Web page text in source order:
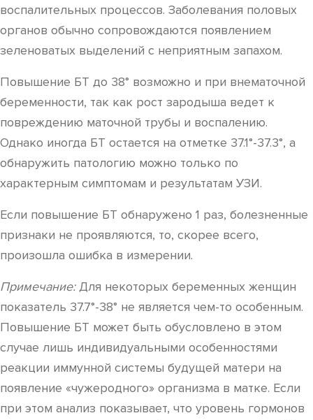
воспалительных процессов. Заболевания половых
органов обычно сопровождаются появлением
зеленоватых выделений с неприятным запахом.
Повышение БТ до 38° возможно и при внематочной
беременности, так как рост зародыша ведет к
повреждению маточной трубы и воспалению.
Однако иногда БТ остается на отметке 37.1°-37.3°, а
обнаружить патологию можно только по
характерным симптомам и результатам УЗИ.
Если повышение БТ обнаружено 1 раз, болезненные
признаки не проявляются, то, скорее всего,
произошла ошибка в измерении.
Примечание:Для некоторых беременных женщин
показатель 37.7°-38° не является чем-то особенным.
Повышение БТ может быть обусловлено в этом
случае лишь индивидуальными особенностями
реакции иммунной системы будущей матери на
появление «чужеродного» организма в матке. Если
при этом анализ показывает, что уровень гормонов